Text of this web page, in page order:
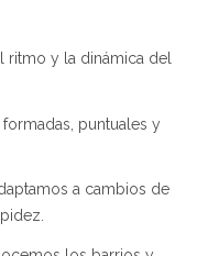
ritmo y la dinámica del
formadas, puntuales y
a cambios de